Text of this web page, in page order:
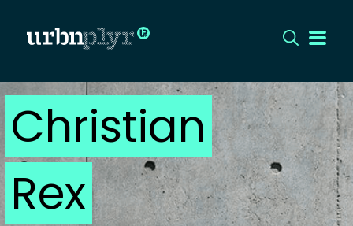
CÍMLAP
DIZÁJN
DIVAT
Christian
Rex